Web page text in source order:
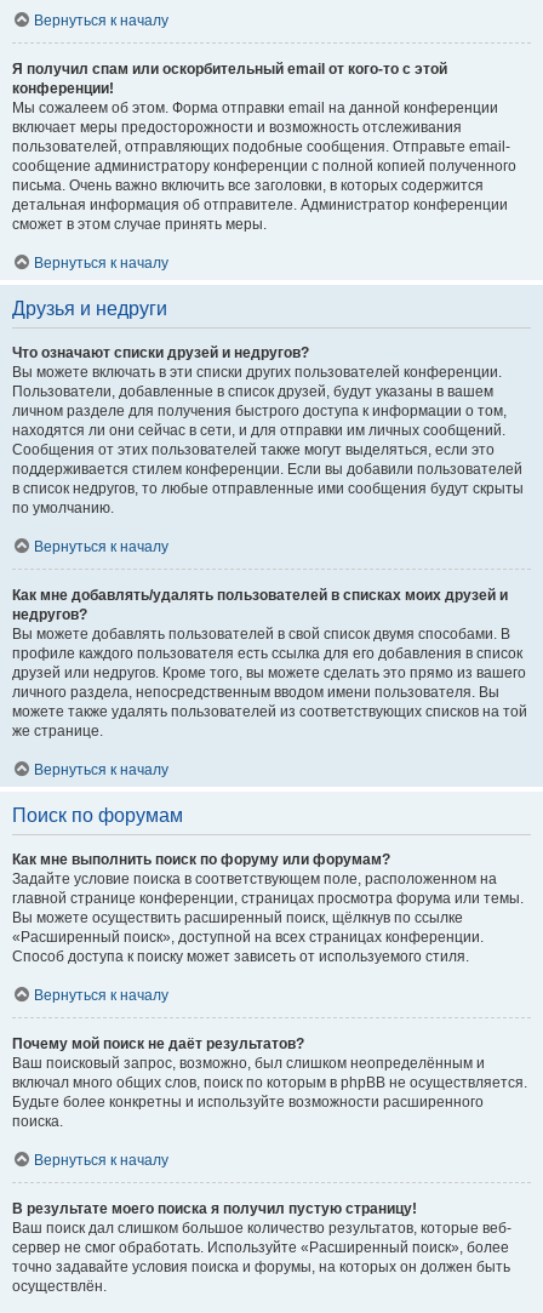
Вернуться к началу
Я получил спам или оскорбительный email от кого-то с этой
конференции!
Мы сожалеем об этом. Форма отправки email на данной конференции
включает меры предосторожности и возможность отслеживания
пользователей, отправляющих подобные сообщения. Отправьте email-
сообщение администратору конференции с полной копией полученного
письма. Очень важно включить все заголовки, в которых содержится
детальная информация об отправителе. Администратор конференции
сможет в этом случае принять меры.
Вернуться к началу
Друзья и недруги
Что означают списки друзей и недругов?
Вы можете включать в эти списки других пользователей конференции.
Пользователи, добавленные в список друзей, будут указаны в вашем
личном разделе для получения быстрого доступа к информации о том,
находятся ли они сейчас в сети, и для отправки им личных сообщений.
Сообщения от этих пользователей также могут выделяться, если это
поддерживается стилем конференции. Если вы добавили пользователей
в список недругов, то любые отправленные ими сообщения будут скрыты
по умолчанию.
Вернуться к началу
Как мне добавлять/удалять пользователей в списках моих друзей и
недругов?
Вы можете добавлять пользователей в свой список двумя способами. В
профиле каждого пользователя есть ссылка для его добавления в список
друзей или недругов. Кроме того, вы можете сделать это прямо из вашего
личного раздела, непосредственным вводом имени пользователя. Вы
можете также удалять пользователей из соответствующих списков на той
же странице.
Вернуться к началу
Поиск по форумам
Как мне выполнить поиск по форуму или форумам?
Задайте условие поиска в соответствующем поле, расположенном на
главной странице конференции, страницах просмотра форума или темы.
Вы можете осуществить расширенный поиск, щёлкнув по ссылке
«Расширенный поиск», доступной на всех страницах конференции.
Способ доступа к поиску может зависеть от используемого стиля.
Вернуться к началу
Почему мой поиск не даёт результатов?
Ваш поисковый запрос, возможно, был слишком неопределённым и
включал много общих слов, поиск по которым в phpBB не осуществляется.
Будьте более конкретны и используйте возможности расширенного
поиска.
Вернуться к началу
В результате моего поиска я получил пустую страницу!
Ваш поиск дал слишком большое количество результатов, которые веб-
сервер не смог обработать. Используйте «Расширенный поиск», более
точно задавайте условия поиска и форумы, на которых он должен быть
осуществлён.